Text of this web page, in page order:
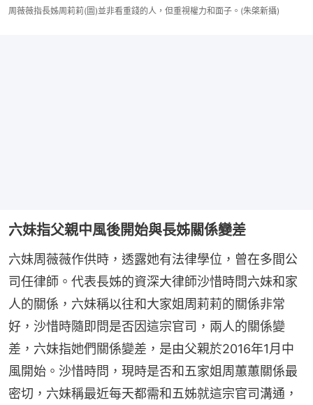
周薇薇指長姊周莉莉(圖)並非看重錢的人，但重視權力和面子。(朱棨新攝)
六妹指父親中風後開始與長姊關係變差
六妹周薇薇作供時，透露她有法律學位，曾在多間公
司任律師。代表長姊的資深大律師沙惜時問六妹和家
人的關係，六妹稱以往和大家姐周莉莉的關係非常
好，沙惜時隨即問是否因這宗官司，兩人的關係變
差，六妹指她們關係變差，是由父親於2016年1月中
風開始。沙惜時問，現時是否和五家姐周蕙蕙關係最
密切，六妹稱最近每天都需和五姊就這宗官司溝通，